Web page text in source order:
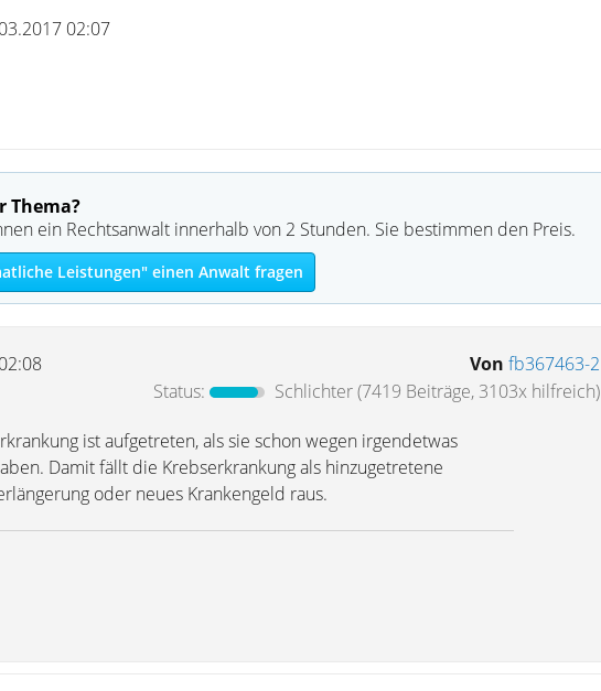
02:07
Thema?
ein Rechtsanwalt innerhalb von 2 Stunden. Sie bestimmen den Preis.
Leistungen" einen Anwalt fragen
Von fb367463-2
Status:
Schlichter(7419 Beiträge, 3103x hilfreich)
ist aufgetreten, als sie schon wegen irgendetwas
Damit fällt die Krebserkrankung als hinzugetretene
oder neues Krankengeld raus.